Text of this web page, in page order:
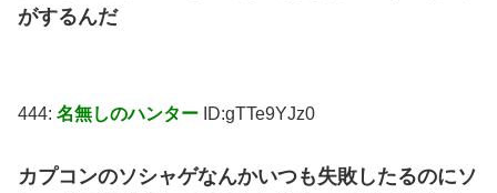
がするんだ
444: 名無しのハンター ID:gTTe9YJz0
カプコンのソシャゲなんかいつも失敗したるのにソ